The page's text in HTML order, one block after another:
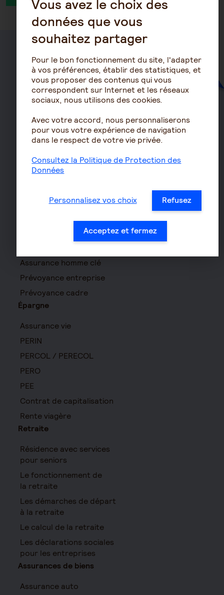
Santé
Mutuelle
Mutuelle Hospitalisation
Mutuelle Entreprise
Surcomplémentaire
Prévoyance
Assurance décès
Garantie Protection Accident
Assurance homme clé
Prévoyance entreprise
Prévoyance cadre
Épargne
Assurance vie
PERIN
PERCOL / PERECOL
PERO
PEE
Contrat de capitalisation
Rente viagère
Retraite
Résidence avec services
pour seniors
Le fonctionnement de
la retraite
Les démarches de départ
à la retraite
Le calcul de la retraite
Les déclarations sociales
pour les entreprises
Assurances de biens
Assurance auto
Vous avez le choix des
données que vous
souhaitez partager
Pour le bon fonctionnement du site, l'adapter
à vos préférences, établir des statistiques, et
vous proposer des contenus qui vous
correspondent sur Internet et les réseaux
sociaux, nous utilisons des cookies.
Avec votre accord, nous personnaliserons
pour vous votre expérience de navigation
dans le respect de votre vie privée.
Consultez la Politique de Protection des
Données
Personnalisez vos choix Refusez
Acceptez et fermez